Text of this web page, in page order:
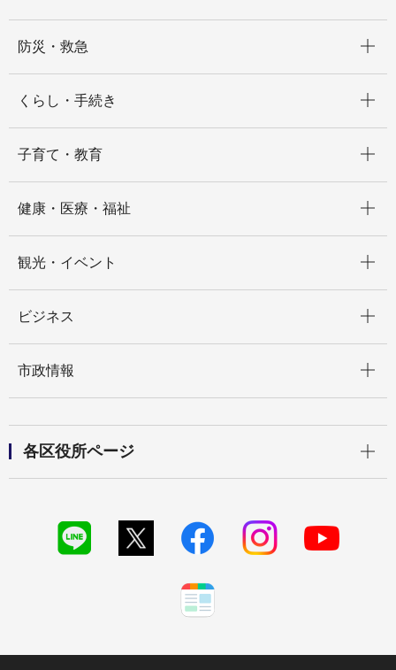
防災・救急
くらし・手続き
子育て・教育
健康・医療・福祉
観光・イベント
ビジネス
市政情報
各区役所ページ